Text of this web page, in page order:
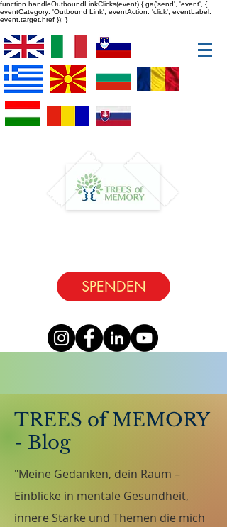
function handleOutboundLinkClicks(event) { ga('send', 'event', {
eventCategory: 'Outbound Link', eventAction: 'click', eventLabel:
event.target.href }); }
SPENDEN
TREES of MEMORY
- Blog
"Meine Gedanken, dein Raum –
Einblicke in mentale Gesundheit,
innere Stärke und Themen die mich